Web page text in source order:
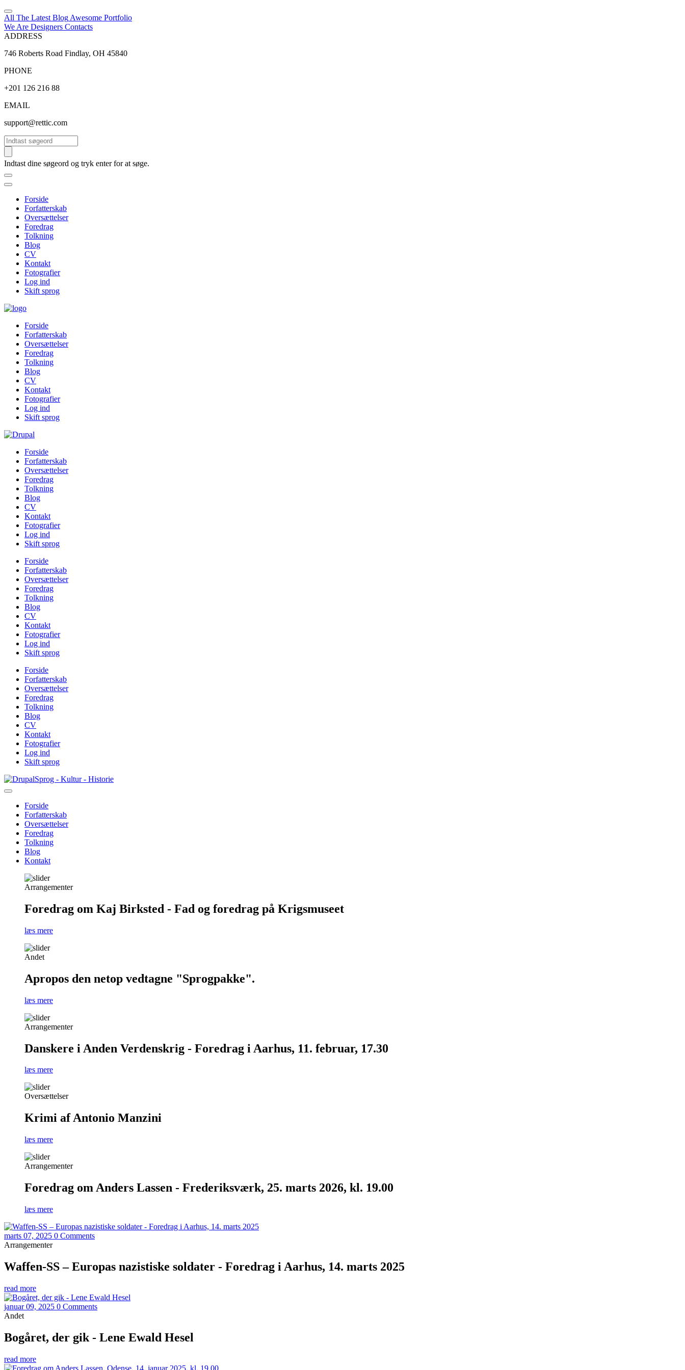
All The Latest Blog Awesome Portfolio
We Are Designers Contacts
ADDRESS
746 Roberts Road Findlay, OH 45840
PHONE
+201 126 216 88
EMAIL
support@rettic.com
Søg
Indtast dine søgeord og tryk enter for at søge.
Forside
Forfatterskab
Oversættelser
Foredrag
Tolkning
Blog
CV
Kontakt
Fotografier
Log ind
Skift sprog
Forside
Forfatterskab
Oversættelser
Foredrag
Tolkning
Blog
CV
Kontakt
Fotografier
Log ind
Skift sprog
Forside
Forfatterskab
Oversættelser
Foredrag
Tolkning
Blog
CV
Kontakt
Fotografier
Log ind
Skift sprog
Forside
Forfatterskab
Oversættelser
Foredrag
Tolkning
Blog
CV
Kontakt
Fotografier
Log ind
Skift sprog
Forside
Forfatterskab
Oversættelser
Foredrag
Tolkning
Blog
CV
Kontakt
Fotografier
Log ind
Skift sprog
Gå
til
Sprog - Kultur - Historie
Primær
navigation
Forside
Forfatterskab
Oversættelser
Foredrag
Tolkning
Blog
Kontakt
Arrangementer
Foredrag om Kaj Birksted - Fad og foredrag på Krigsmuseet
læs mere
Andet
Apropos den netop vedtagne "Sprogpakke".
læs mere
Arrangementer
Danskere i Anden Verdenskrig - Foredrag i Aarhus, 11. februar, 17.30
læs mere
Oversættelser
Krimi af Antonio Manzini
læs mere
Arrangementer
Foredrag om Anders Lassen - Frederiksværk, 25. marts 2026, kl. 19.00
læs mere
marts 07, 2025 0 Comments
Arrangementer
Waffen-SS – Europas nazistiske soldater - Foredrag i Aarhus, 14. marts 2025
read more
januar 09, 2025 0 Comments
Andet
Bogåret, der gik - Lene Ewald Hesel
read more